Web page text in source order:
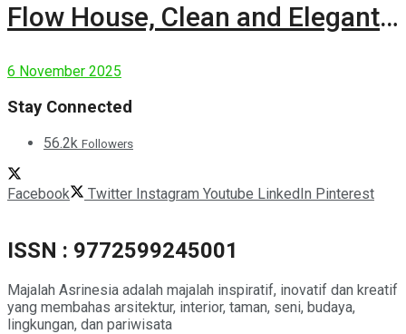
Flow House, Clean and Elegant
6 November 2025
Stay Connected
56.2k Followers
Facebook Twitter Instagram Youtube LinkedIn Pinterest
ISSN : 9772599245001
Majalah Asrinesia adalah majalah inspiratif, inovatif dan kreatif
yang membahas arsitektur, interior, taman, seni, budaya,
lingkungan, dan pariwisata